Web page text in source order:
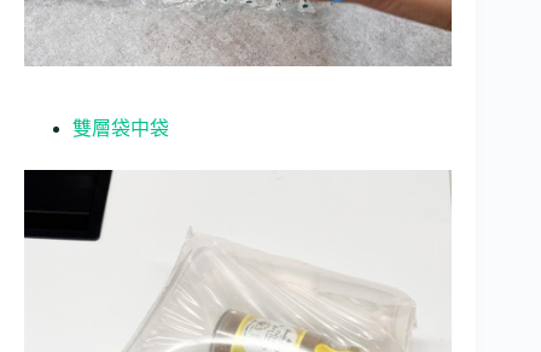
雙層袋中袋